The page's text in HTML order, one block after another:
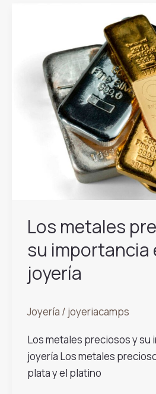
Los metales
su importancia
joyería
Joyería / joyeriacamps
Los metales preciosos y su
joyería Los metales
plata y el platino